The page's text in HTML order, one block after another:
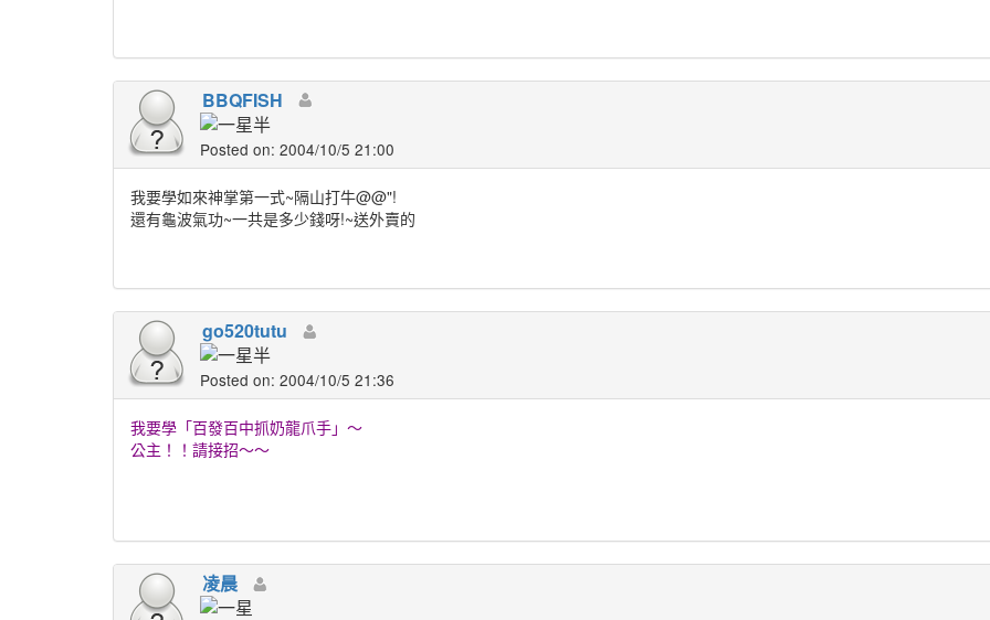
BBQFISH
Posted on: 2004/10/5 21:00
我要學如來神掌第一式~隔山打牛@@"!
還有龜波氣功~一共是多少錢呀!~送外賣的
go520tutu
Posted on: 2004/10/5 21:36
我要學「百發百中抓奶龍爪手」～
公主！！請接招～～
凌晨